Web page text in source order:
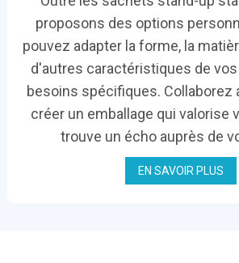
proposons des options
pouvez adapter la forme, la
d'autres caractéristiques de
besoins spécifiques. Collaborez
créer un emballage qui valorise
trouve un écho auprès de
EN SAVOIR PLUS